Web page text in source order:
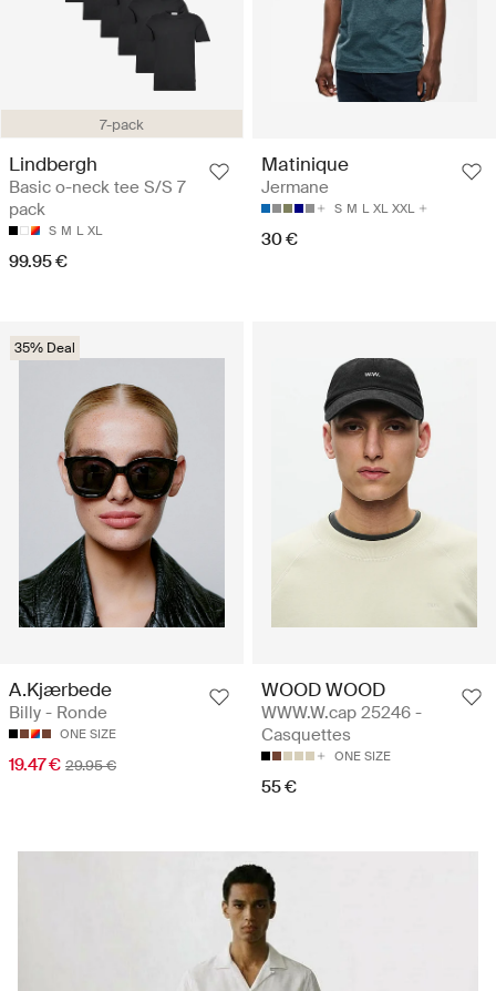
7-pack
Lindbergh
Basic o-neck tee S/S 7
pack
S M L XL
99.95 €
Matinique
Jermane
S M L XL XXL
30 €
35% Deal
A.Kjærbede
Billy - Ronde
ONE SIZE
19.47 € 29.95 €
WOOD WOOD
WWW.W.cap 25246 -
Casquettes
ONE SIZE
55 €